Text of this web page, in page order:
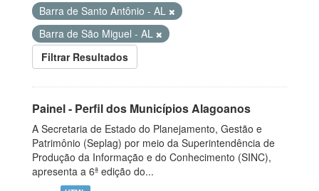
Barra de Santo Antônio - AL
Barra de São Miguel - AL
Filtrar Resultados
Painel - Perfil dos Municípios Alagoanos
A Secretaria de Estado do Planejamento, Gestão e
Patrimônio (Seplag) por meio da Superintendência de
Produção da Informação e do Conhecimento (SINC),
apresenta a 6ª edição do...